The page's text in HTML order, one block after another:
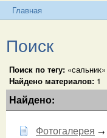
Главная
Поиск
Поиск по тегу: «сальник»
Найдено материалов: 1
Найдено:
Фотогалерея →